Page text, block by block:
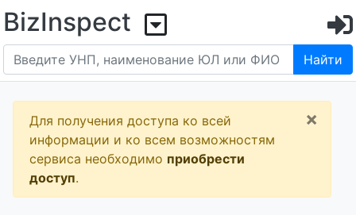
BizInspect
Найти
Для получения доступа ко всей
информации и ко всем возможностям
сервиса необходимо приобрести
доступ.
×